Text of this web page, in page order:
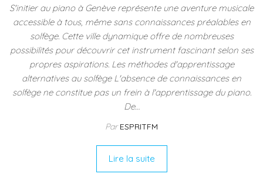
S'initier au piano à Genève représente une aventure musicale
accessible à tous, même sans connaissances préalables en
solfège. Cette ville dynamique offre de nombreuses
possibilités pour découvrir cet instrument fascinant selon ses
propres aspirations. Les méthodes d'apprentissage
alternatives au solfège L'absence de connaissances en
solfège ne constitue pas un frein à l'apprentissage du piano.
De…
ParESPRITFM
Lire la suite